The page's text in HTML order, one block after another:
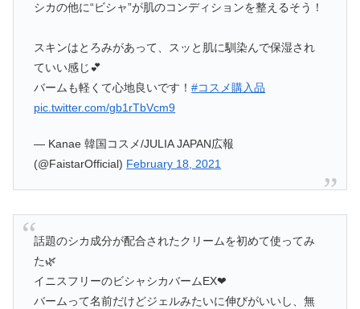
シカの他に“ビシャ”が肌のコンディションを整えるそう！
スキンはとろみがあって、スッと肌に馴染んで保湿され
ていい感じ💕
バームも軽くて心地良いです！#コスメ購入品
pic.twitter.com/gb1rTbVcm9
— Kanae 韓国コスメ/JULIA JAPAN広報
(@FaistarOfficial) February 18, 2021
話題のシカ成分が配合されたクリームを初めて使ってみ
た🌿
イニスフリーのビシャシカバームEX❤︎
バームって名前だけどジェルみたいに伸びがいいし、無